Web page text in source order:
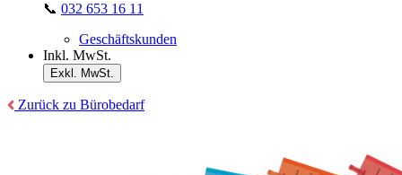
📞 032 653 16 11
Geschäftskunden
Inkl. MwSt.
Exkl. MwSt.
Zurück zu Bürobedarf